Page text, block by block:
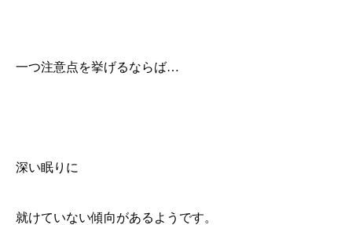
一つ注意点を挙げるならば…
深い眠りに
就けていない傾向があるようです。